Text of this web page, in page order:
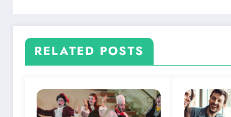
RELATED POSTS